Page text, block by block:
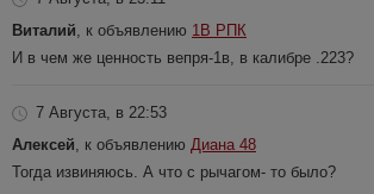
Виталий , к объявлению 1В РПК
И в чем же ценность вепря-1в, в калибре .223?
7 Августа, в 22:53
Алексей , к объявлению Диана 48
Тогда извиняюсь. А что с рычагом- то было?